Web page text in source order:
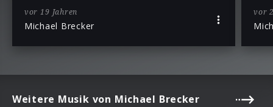
vor 19 Jahren
Michael Brecker
vor
Weitere Musik von Michael Brecker